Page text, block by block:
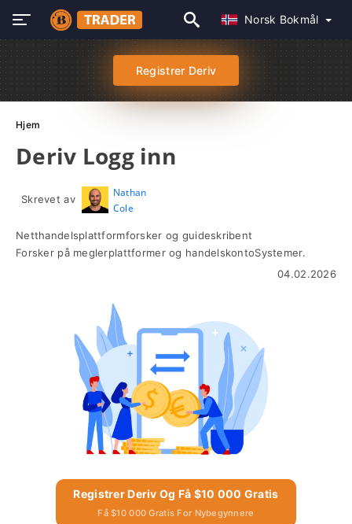
Norsk Bokmål
Registrer Deriv
Hjem
Deriv Logg inn
Skrevet av
Nathan
Cole
Netthandelsplattformforsker og guideskribent
Forsker på meglerplattformer og handelskontoSystemer.
04.02.2026
Registrer Deriv Og Få $10 000 Gratis
Få $10 000 Gratis For Nybegynnere